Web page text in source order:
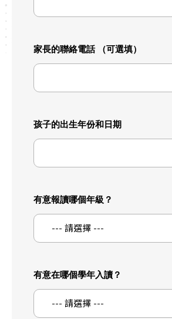
家長的聯絡電話 （可選填）
孩子的出生年份和日期
有意報讀哪個年級？
--- 請選擇 ---
有意在哪個學年入讀？
--- 請選擇 ---